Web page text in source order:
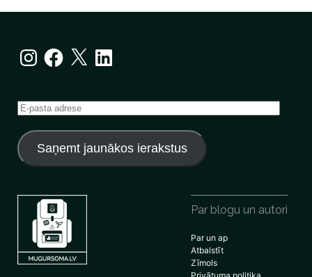
InstagramFacebook
X LinkedIn
E-
adrese
Saņemt jaunākos ierakstus
Par blogu un autori
Par un ap
Atbalstīt
Zīmols